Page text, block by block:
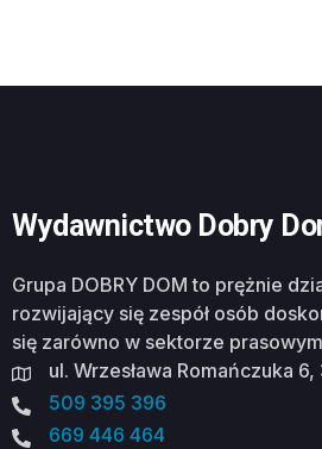
Wydawnictwo Dobry
Grupa DOBRY DOM to prężnie
rozwijający się zespół osób
się zarówno w sektorze
ul. Wrzesława Romańczuka
509 395 396
669 446 464